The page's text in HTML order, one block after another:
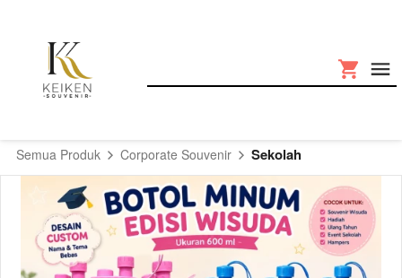
Semua Produk Corporate Souvenir Sekolah